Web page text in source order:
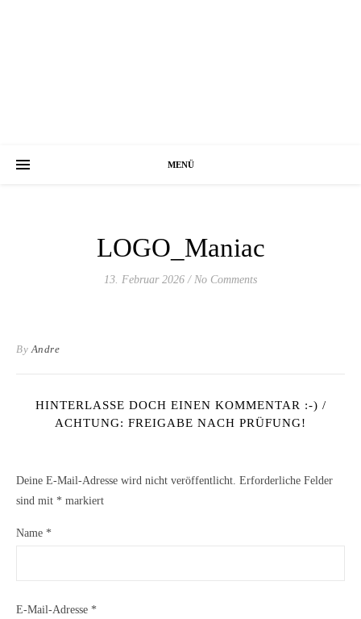
MENÜ
LOGO_Maniac
13. Februar 2026 / No Comments
ByAndre
HINTERLASSE DOCH EINEN KOMMENTAR :-) /
ACHTUNG: FREIGABE NACH PRÜFUNG!
Deine E-Mail-Adresse wird nicht veröffentlicht. Erforderliche Felder
sind mit * markiert
Name *
E-Mail-Adresse *